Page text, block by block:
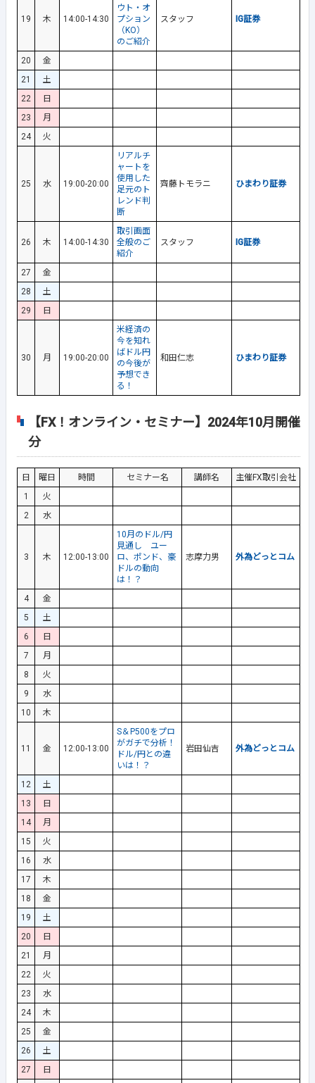
19 木 14:00-14:30
ウト・オ
プション
（KO）
のご紹介
スタッフ IG証券
20
金
21
土
22
日
23
月
24
火
25 水 19:00-20:00
リアルチ
ャートを
使用した
足元のト
レンド判
断
齊藤トモラニ ひまわり証券
26 木 14:00-14:30
取引画面
全般のご
紹介
スタッフ IG証券
27
金
28
土
29
日
30 月 19:00-20:00
米経済の
今を知れ
ばドル円
の今後が
予想でき
る！
和田仁志 ひまわり証券
【FX！オンライン・セミナー】2024年10月開催
分
日 曜日 時間 セミナー名 講師名
主催FX取引会社
1
火
2
水
3 木 12:00-13:00
10月のドル/円
見通し ユー
ロ、ポンド、豪
ドルの動向
は！？
志摩力男 外為どっとコム
4
金
5
土
6
日
7
月
8
火
9
水
10
木
11 金 12:00-13:00
S＆P500をプロ
がガチで分析！
ドル/円との違
いは！？
岩田仙吉 外為どっとコム
12
土
13
日
14
月
15
火
16
水
17
木
18
金
19
土
20
日
21
月
22
火
23
水
24
木
25
金
26
土
27
日